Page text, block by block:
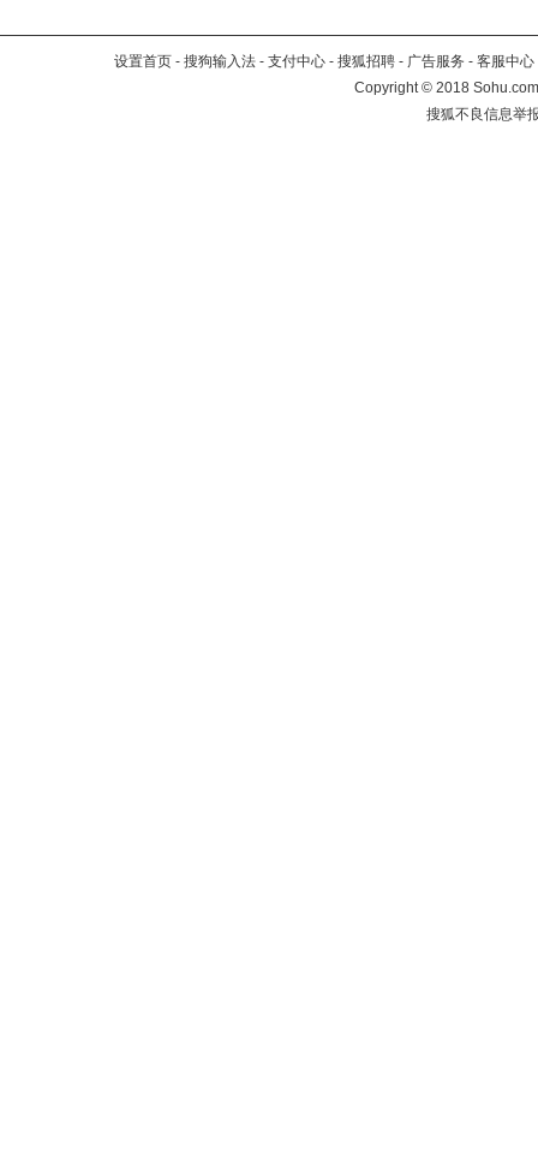
设置首页 - 搜狗输入法 - 支付中心 - 搜狐招聘 - 广告服务 - 客服中心
Copyright©2018
搜狐不良信息举